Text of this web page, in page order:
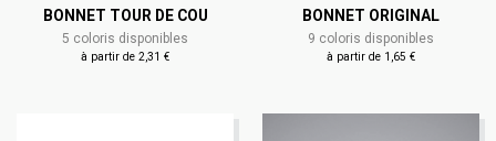
BONNET TOUR DE COU
5 coloris disponibles
à partir de 2,31 €
BONNET ORIGINAL
9 coloris disponibles
à partir de 1,65 €